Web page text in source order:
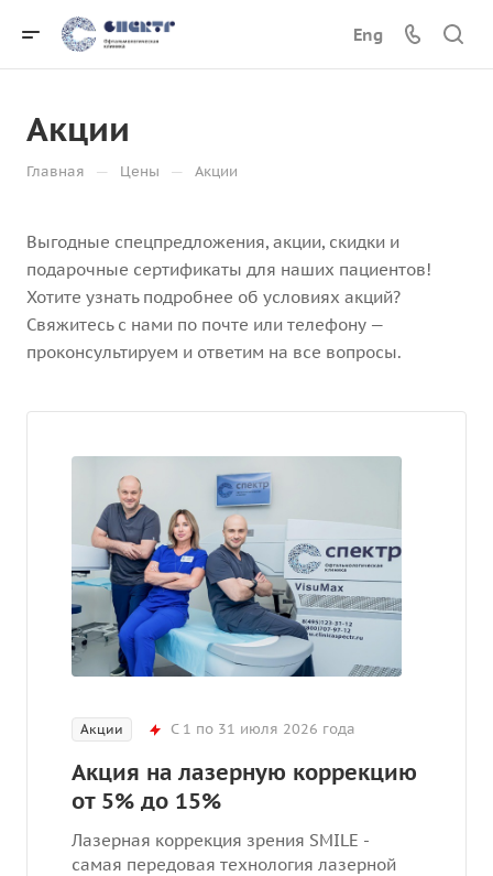
Eng
Акции
Главная — Цены — Акции
Выгодные спецпредложения, акции, скидки и
подарочные сертификаты для наших пациентов!
Хотите узнать подробнее об условиях акций?
Свяжитесь с нами по почте или телефону —
проконсультируем и ответим на все вопросы.
Акции С 1 по 31 июля 2026 года
Акция на лазерную коррекцию
от 5% до 15%
Лазерная коррекция зрения SMILE -
самая передовая технология лазерной